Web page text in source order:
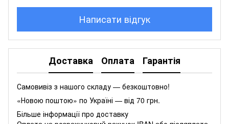
Написати відгук
Доставка Оплата Гарантія
Самовивіз з нашого складу — безкоштовно!
«Новою поштою» по Україні — від 70 грн.
Більше інформації про доставку